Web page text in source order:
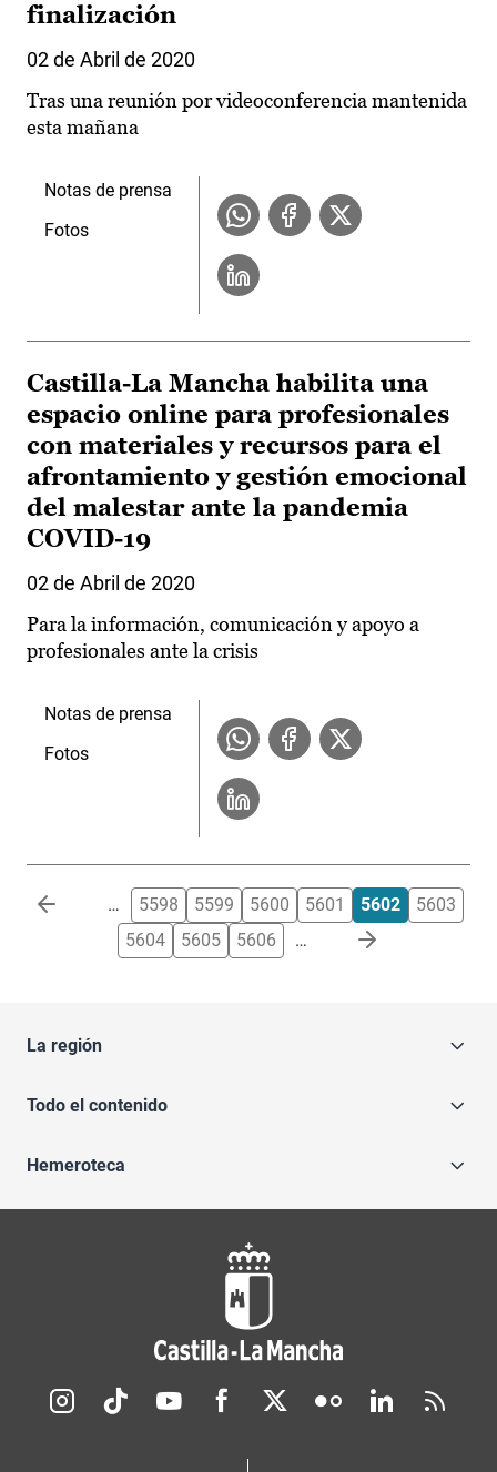
finalización
02 de Abril de 2020
Tras una reunión por videoconferencia mantenida
esta mañana
Notas de prensa
Fotos
Castilla-La Mancha habilita una
espacio online para profesionales
con materiales y recursos para el
afrontamiento y gestión emocional
del malestar ante la pandemia
COVID-19
02 de Abril de 2020
Para la información, comunicación y apoyo a
profesionales ante la crisis
Notas de prensa
Fotos
Paginación … 5598 5599 5600 5601 5602
5603
5604
5605 5606 …
La región
Todo el contenido
Hemeroteca
Redes sociales JCCM